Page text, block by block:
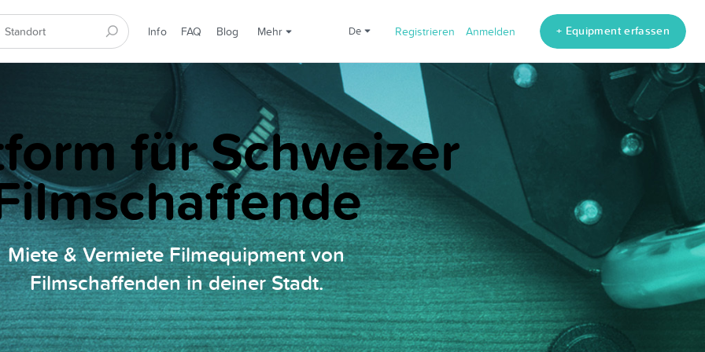
Info FAQ Blog Mehr de Registrieren Anmelden + Equipment erfassen
für Schweizer
Miete & Vermiete Filmequipment von
Filmschaffenden in deiner Stadt.